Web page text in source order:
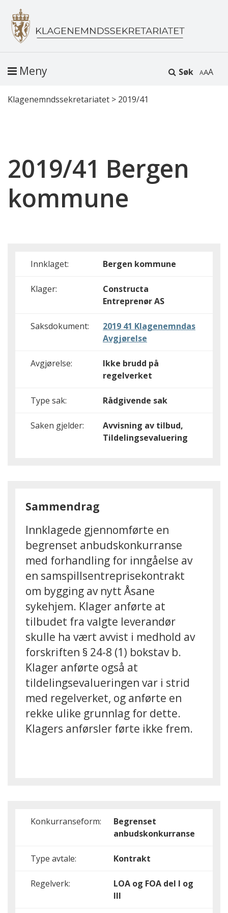
Søk A
Meny
Klagenemndssekretariatet > 2019/41
2019/41 Bergen
kommune
Innklaget: Bergen kommune
Klager:
Constructa
Entreprenør AS
Saksdokument:
2019 41 Klagenemndas
Avgjørelse
Avgjørelse:
Ikke brudd på
regelverket
Type sak: Rådgivende sak
Saken gjelder:
Avvisning av tilbud,
Tildelingsevaluering
Sammendrag
Innklagede gjennomførte en
begrenset anbudskonkurranse
med forhandling for inngåelse av
en samspillsentreprisekontrakt
om bygging av nytt Åsane
sykehjem. Klager anførte at
tilbudet fra valgte leverandør
skulle ha vært avvist i medhold av
forskriften § 24-8 (1) bokstav b.
Klager anførte også at
tildelingsevalueringen var i strid
med regelverket, og anførte en
rekke ulike grunnlag for dette.
Klagers anførsler førte ikke frem.
Konkurranseform:
Begrenset
anbudskonkurranse
Type avtale: Kontrakt
Regelverk:
LOA og FOA del I og
III